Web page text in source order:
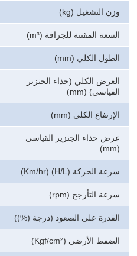
وزن التشغيل (kg)
السعة المقننة للجرافة (m³)
الطول الكلي (mm)
العرض الكلي (حذاء الجنزير
القياسي) (mm)
الإرتفاع الكلي (mm)
عرض حذاء الجنزير القياسي
(mm)
سرعة الحركة (H/L) (Km/hr)
سرعة التأرجح (rpm)
القدرة على الصعود (درجة (%))
الضفط الأرضي (Kgf/cm²)